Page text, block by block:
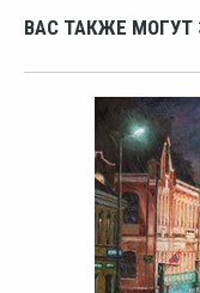
ВАС ТАКЖЕ МОГУТ